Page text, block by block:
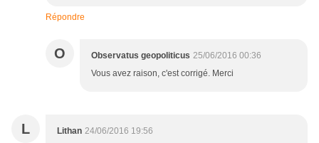
Répondre
O Observatus geopoliticus 25/06/2016 00:36
Vous avez raison, c'est corrigé. Merci
L Lithan 24/06/2016 19:56